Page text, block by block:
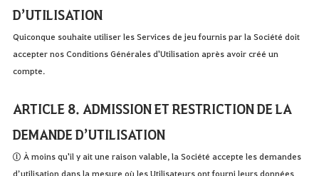
D’UTILISATION
Quiconque souhaite utiliser les Services de jeu fournis par la Société doit
accepter nos Conditions Générales d'Utilisation après avoir créé un
compte.
ARTICLE 8. ADMISSION ET RESTRICTION DE LA
DEMANDE D’UTILISATION
① À moins qu'il y ait une raison valable, la Société accepte les demandes
d’utilisation dans la mesure où les Utilisateurs ont fourni leurs données